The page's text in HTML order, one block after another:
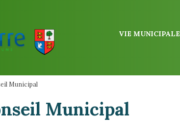
VIE MUNICIPALE
Municipal
Municipal